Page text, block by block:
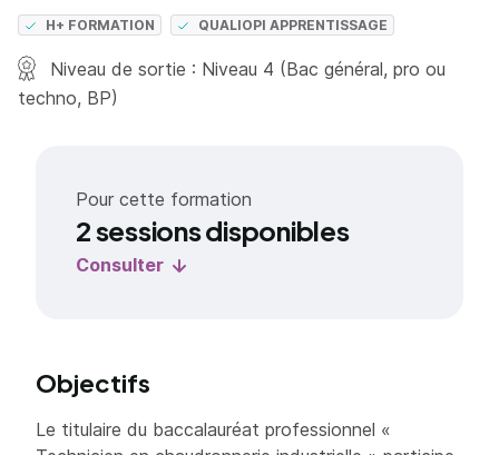
H+ FORMATION QUALIOPI APPRENTISSAGE
Niveau de sortie : Niveau 4 (Bac général, pro ou
techno, BP)
Pour cette formation
2 sessions disponibles
Consulter
Objectifs
Le titulaire du baccalauréat professionnel «